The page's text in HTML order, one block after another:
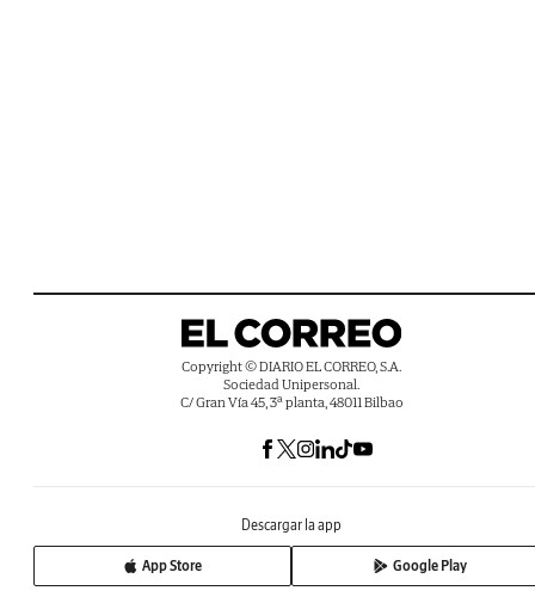
Copyright © DIARIO EL CORREO, S.A.
Sociedad Unipersonal.
C/ Gran Vía 45, 3ª planta, 48011 Bilbao
Descargar la app
App Store Google Play